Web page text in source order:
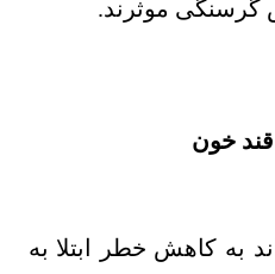
گرسنگی موثرند.
خون
به کاهش خطر ابتلا به